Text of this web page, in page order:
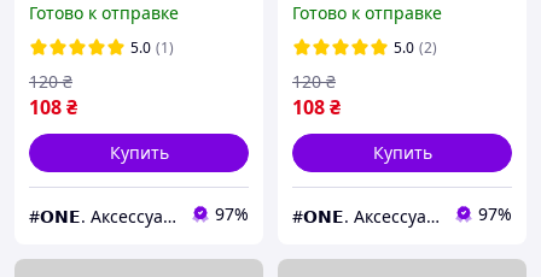
телефон сяоми поко м5с
черная CRM
Готово к отправке
5.0 (1)
108₴
120 ₴
Купить
#𝗢𝗡𝗘. Аксессуары к смартфонам 97%
телефон сяоми поко м5с
черное hqg
Готово к отправке
5.0 (2)
108₴
120 ₴
Купить
#𝗢𝗡𝗘. Аксессуары к смартфонам 97%